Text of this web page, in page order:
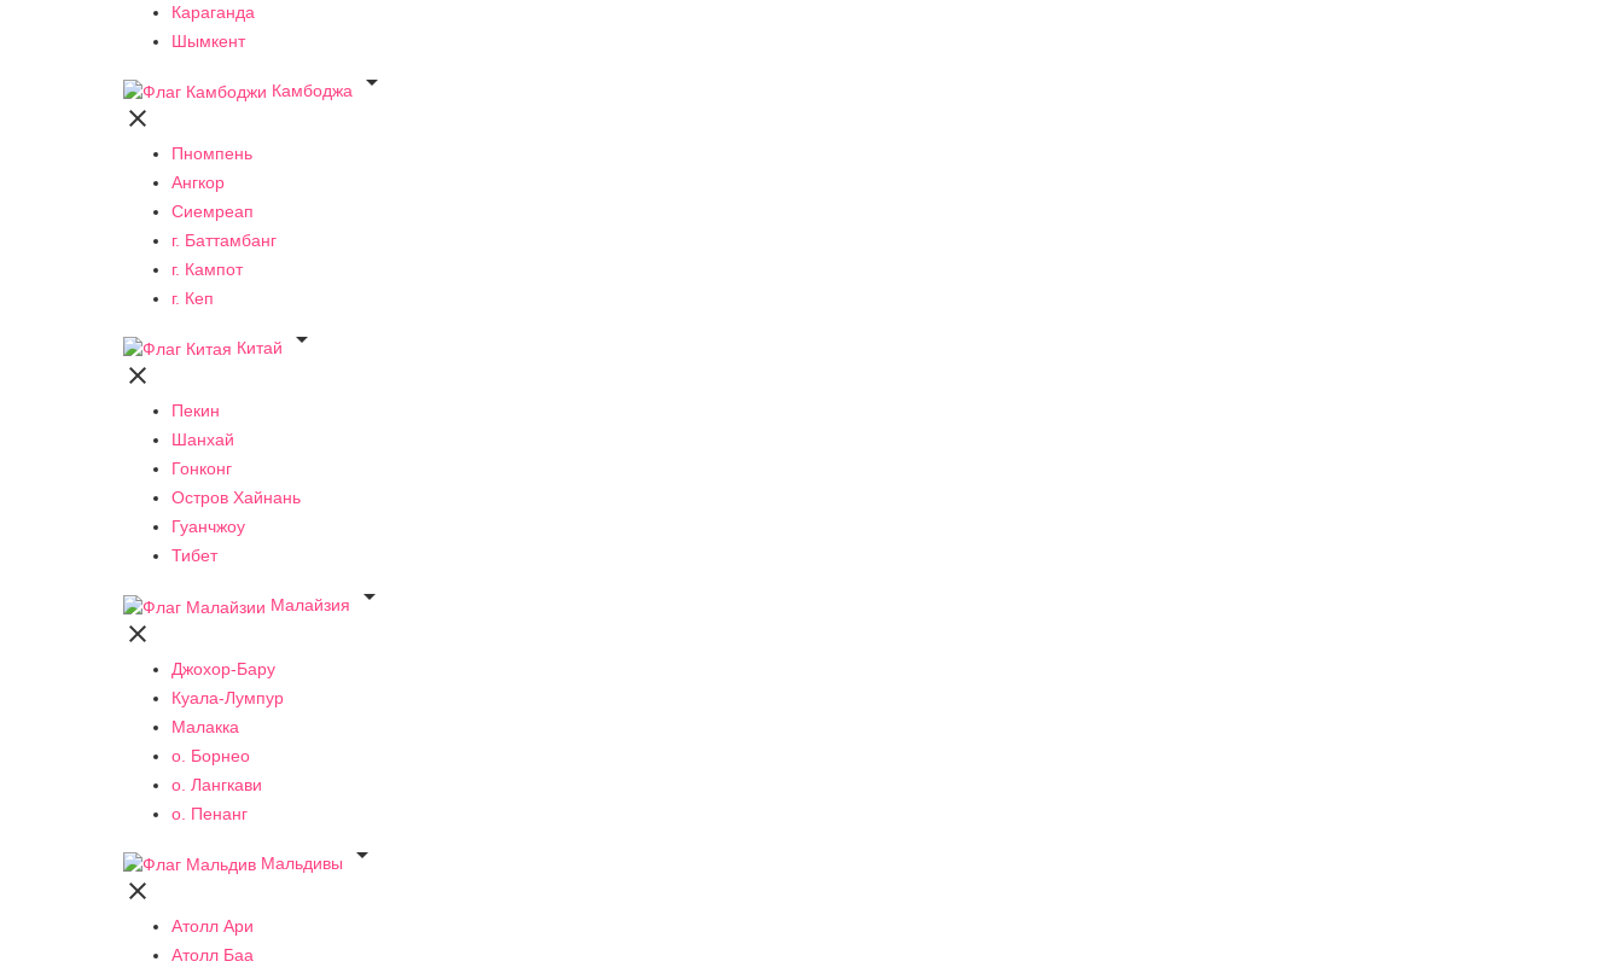
Караганда
Шымкент
Камбоджа


Пномпень
Ангкор
Сиемреап
г. Баттамбанг
г. Кампот
г. Кеп
Китай


Пекин
Шанхай
Гонконг
Остров Хайнань
Гуанчжоу
Тибет
Малайзия


Джохор-Бару
Куала-Лумпур
Малакка
о. Борнео
о. Лангкави
о. Пенанг
Мальдивы


Атолл Ари
Атолл Баа